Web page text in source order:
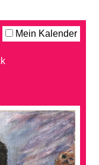
Mein Kalender